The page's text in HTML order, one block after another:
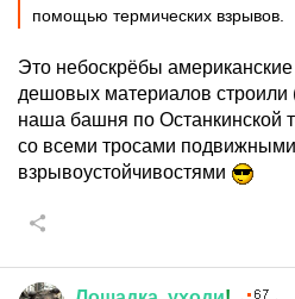
помощью термических взрывов.
Это небоскрёбы
дешовых материалов строили
наша башня по Останкинской
со всеми тросами
взрывоустойчивостями